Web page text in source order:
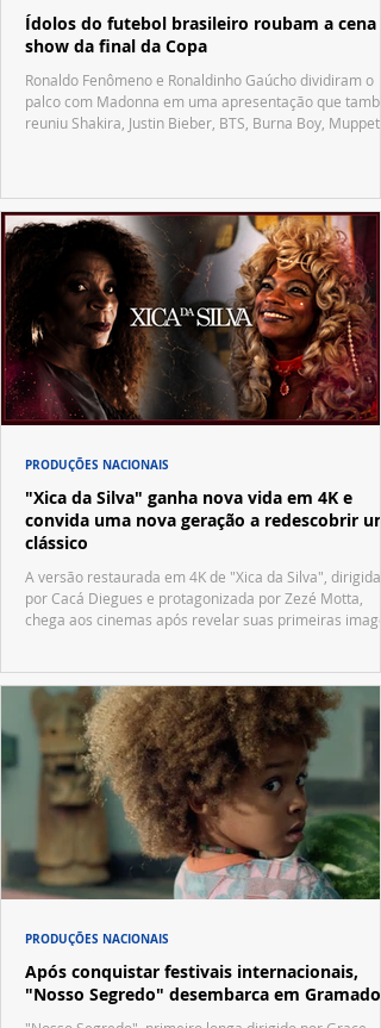
Ídolos do futebol brasileiro roubam a cena
show da final da Copa
Ronaldo Fenômeno e Ronaldinho Gaúcho dividiram o
palco com Madonna em uma apresentação que
reuniu Shakira, Justin Bieber, BTS, Burna Boy, Muppets,
"Xica da Silva" ganha nova vida em 4K e
convida uma nova geração a redescobrir um
clássico
A versão restaurada em 4K de "Xica da Silva", dirigida
por Cacá Diegues e protagonizada por Zezé Motta,
chega aos cinemas após revelar suas primeiras
PRODUÇÕES NACIONAIS
Após conquistar festivais internacionais,
"Nosso Segredo" desembarca em Gramado
PRODUÇÕES NACIONAIS